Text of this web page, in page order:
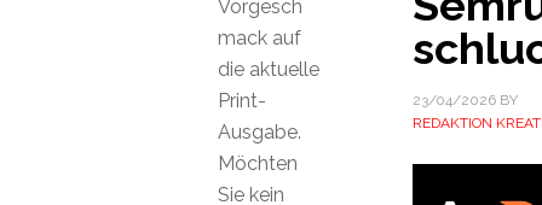
23/04/2026BY
REDAKTION
Vorgesch
mack auf
die aktuelle
Print-
Ausgabe.
Möchten
Sie kein